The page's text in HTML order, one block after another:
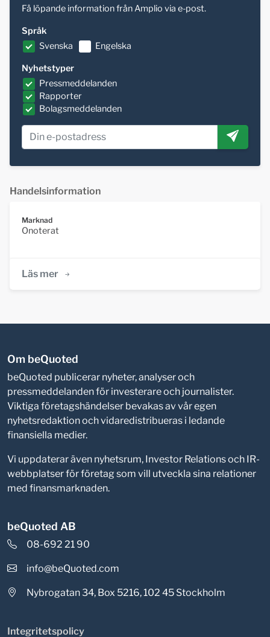
Få löpande information från Amplio via e-post.
Språk
Svenska
Engelska
Nyhetstyper
Pressmeddelanden
Rapporter
Bolagsmeddelanden
Handelsinformation
Marknad
Onoterat
Läs mer
Om beQuoted
beQuoted publicerar nyheter, analyser och
pressmeddelanden för investerare och journalister.
Viktiga företagshändelser bevakas av vår egen
nyhetsredaktion och vidaredistribueras i ledande
finansiella medier.
Vi uppdaterar även nyhetsrum, Investor Relations och IR-
webbplatser för företag som vill utveckla sina relationer
med finansmarknaden.
beQuoted AB
08-692 21 90
info@beQuoted.com
Nybrogatan 34, Box 5216, 102 45 Stockholm
Integritetspolicy